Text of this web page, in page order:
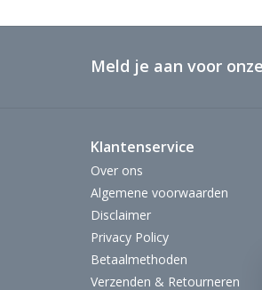
Meld je aan voor
Klantenservice
Over ons
Algemene voorwaarden
Disclaimer
Privacy Policy
Betaalmethoden
Verzenden & Retourneren